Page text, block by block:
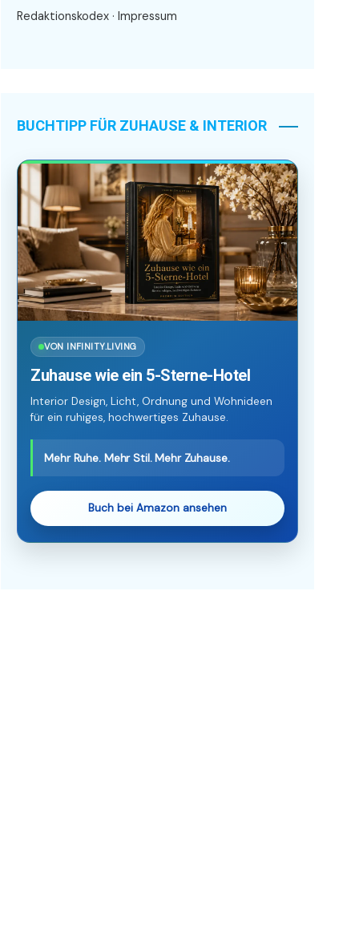
Redaktionskodex · Impressum
BUCHTIPP FÜR ZUHAUSE & INTERIOR
VON INFINITY.LIVING
Zuhause wie ein 5-Sterne-Hotel
Interior Design, Licht, Ordnung und Wohnideen
für ein ruhiges, hochwertiges Zuhause.
Mehr Ruhe. Mehr Stil. Mehr Zuhause.
Buch bei Amazon ansehen